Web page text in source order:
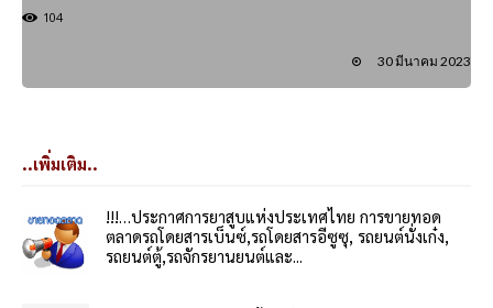
104
30 มีนาคม 2023
..เพิ่มเติม..
!!!…ประกาศการยาสูบแห่งประเทศไทย การขายทอด
ตลาดรถโดยสารเบ็นซ์,รถโดยสารอีซูซุ, รถยนต์นั่งเก๋ง,
รถยนต์ตู้,รถจักรยานยนต์และ...